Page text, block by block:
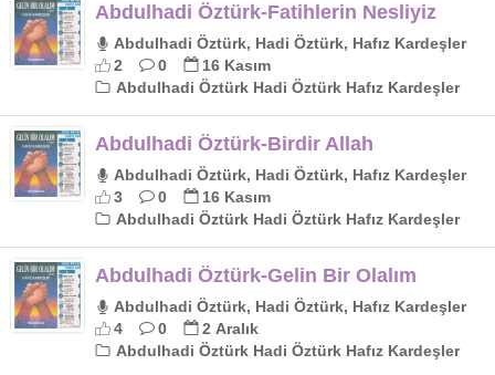
Abdulhadi Öztürk-Fatihlerin Nesliyiz
Abdulhadi Öztürk, Hadi Öztürk, Hafız Kardeşler
2
0
16 Kasım
Abdulhadi Öztürk Hadi Öztürk Hafız Kardeşler
Abdulhadi Öztürk-Birdir Allah
Abdulhadi Öztürk, Hadi Öztürk, Hafız Kardeşler
3
0
16 Kasım
Abdulhadi Öztürk Hadi Öztürk Hafız Kardeşler
Abdulhadi Öztürk-Gelin Bir Olalım
Abdulhadi Öztürk, Hadi Öztürk, Hafız Kardeşler
4
0
2 Aralık
Abdulhadi Öztürk Hadi Öztürk Hafız Kardeşler